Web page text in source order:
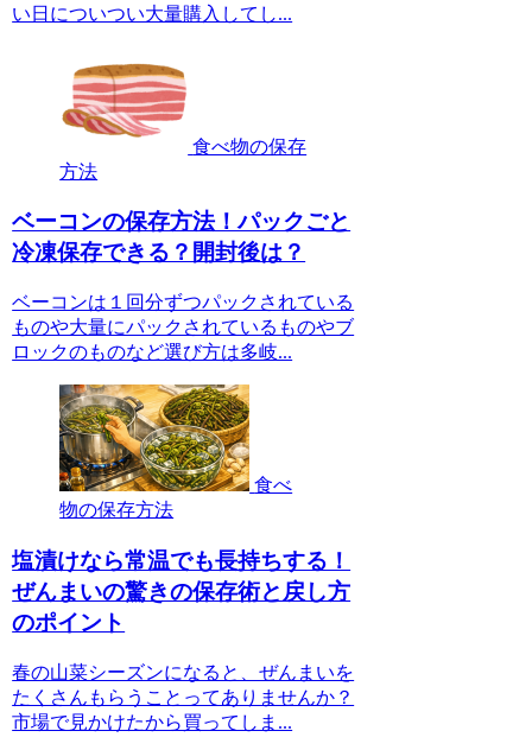
い日についつい大量購入してし...
食べ物の保存
方法
ベーコンの保存方法！パックごと
冷凍保存できる？開封後は？
ベーコンは１回分ずつパックされている
ものや大量にパックされているものやブ
ロックのものなど選び方は多岐...
食べ
物の保存方法
塩漬けなら常温でも長持ちする！
ぜんまいの驚きの保存術と戻し方
のポイント
春の山菜シーズンになると、ぜんまいを
たくさんもらうことってありませんか？
市場で見かけたから買ってしま...